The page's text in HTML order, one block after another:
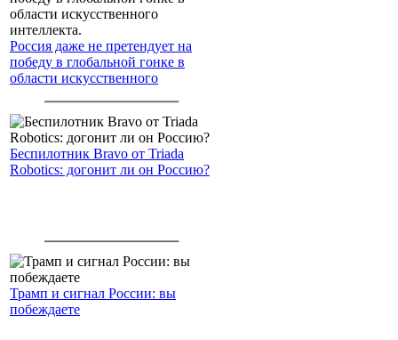
Россия даже не претендует на
победу в глобальной гонке в
области искусственного
Беспилотник Bravo от Triada
Robotics: догонит ли он Россию?
Трамп и сигнал России: вы
побеждаете